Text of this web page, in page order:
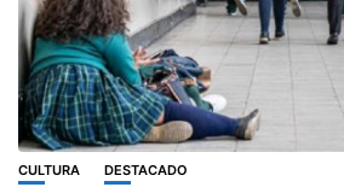
CULTURA DESTACADO